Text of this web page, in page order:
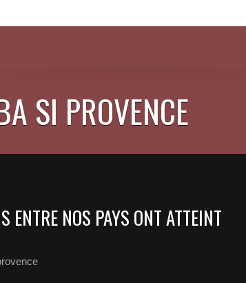
SI PROVENCE
ENTRE NOS PAYS ONT ATTEINT